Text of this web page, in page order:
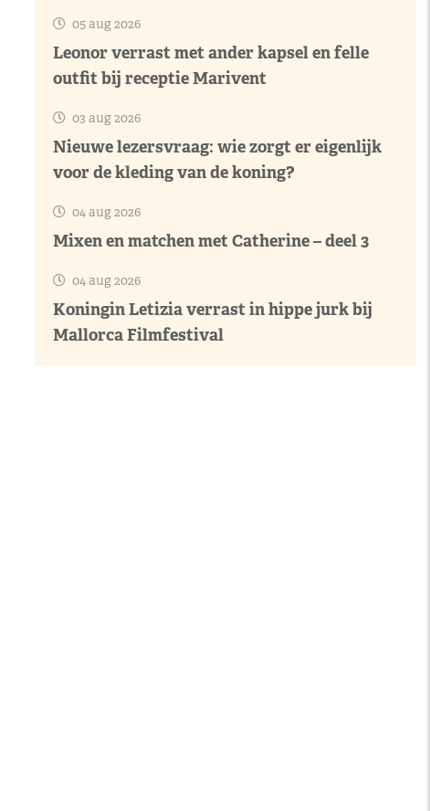
05 aug 2026
Leonor verrast met ander kapsel en felle
outfit bij receptie Marivent
03 aug 2026
Nieuwe lezersvraag: wie zorgt er eigenlijk
voor de kleding van de koning?
04 aug 2026
Mixen en matchen met Catherine – deel 3
04 aug 2026
Koningin Letizia verrast in hippe jurk bij
Mallorca Filmfestival